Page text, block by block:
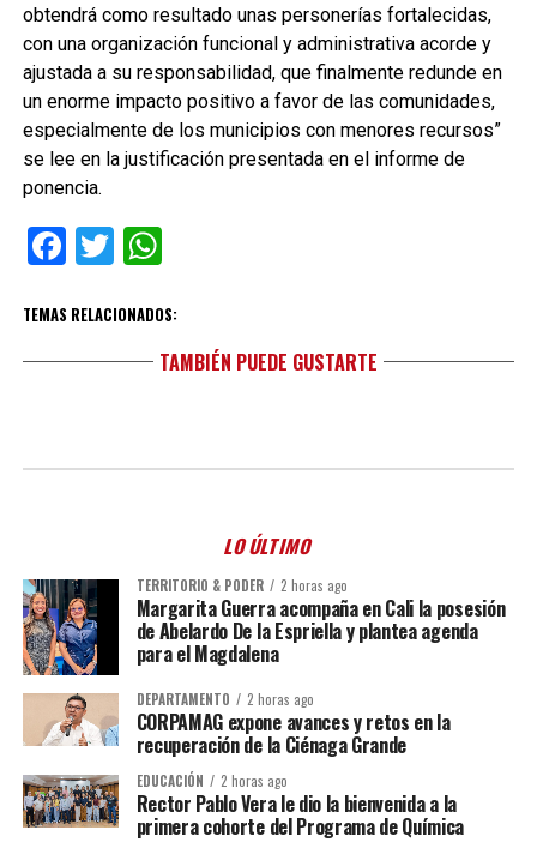
obtendrá como resultado unas personerías fortalecidas,
con una organización funcional y administrativa acorde y
ajustada a su responsabilidad, que finalmente redunde en
un enorme impacto positivo a favor de las comunidades,
especialmente de los municipios con menores recursos”
se lee en la justificación presentada en el informe de
ponencia.
Facebook
TwitterWhatsApp
TEMAS RELACIONADOS:
TAMBIÉN PUEDE GUSTARTE
LO ÚLTIMO
TERRITORIO & PODER 2 horas ago
Margarita Guerra acompaña en Cali la posesión
de Abelardo De la Espriella y plantea agenda
para el Magdalena
DEPARTAMENTO 2 horas ago
CORPAMAG expone avances y retos en la
recuperación de la Ciénaga Grande
EDUCACIÓN 2 horas ago
Rector Pablo Vera le dio la bienvenida a la
primera cohorte del Programa de Química